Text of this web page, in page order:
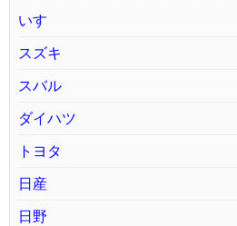
いすゞ
スズキ
スバル
ダイハツ
トヨタ
日産
日野